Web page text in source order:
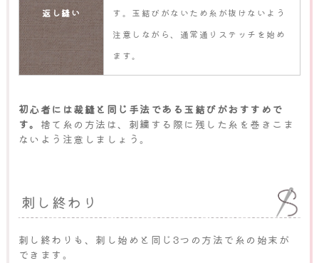
返し縫い
す。玉結びがないため糸が抜けないよう
注意しながら、通常通りステッチを始め
ます。
初心者には裁縫と同じ手法である玉結びがおすすめで
す。 捨て糸の方法は、刺繍する際に残した糸を巻きこま
ないよう注意しましょう。
刺し終わり
刺し終わりも、刺し始めと同じ3つの方法で糸の始末が
できます。